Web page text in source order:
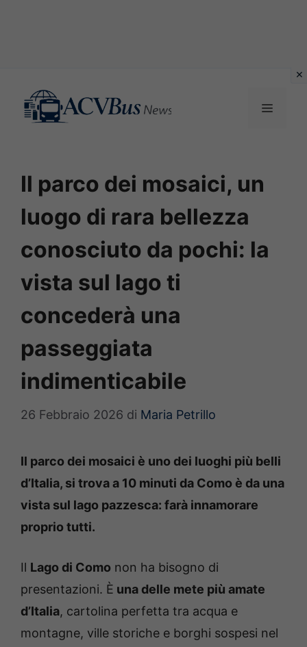
contenuto
MENU
Il parco dei mosaici, un
luogo di rara bellezza
conosciuto da pochi: la
vista sul lago ti
concederà una
passeggiata
indimenticabile
26 Febbraio 2026 di Maria Petrillo
Il parco dei mosaici è uno dei luoghi più belli
d’Italia, si trova a 10 minuti da Como è da una
vista sul lago pazzesca: farà innamorare
proprio tutti.
Il Lago di Como non ha bisogno di
presentazioni. È una delle mete più amate
d’Italia, cartolina perfetta tra acqua e
montagne, ville storiche e borghi sospesi nel